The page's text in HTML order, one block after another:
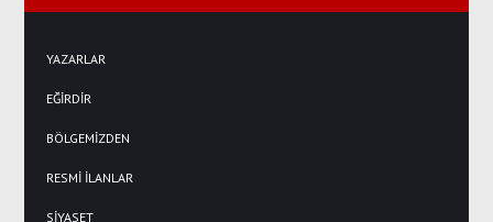
YAZARLAR
EĞİRDİR
BÖLGEMİZDEN
RESMİ İLANLAR
SİYASET